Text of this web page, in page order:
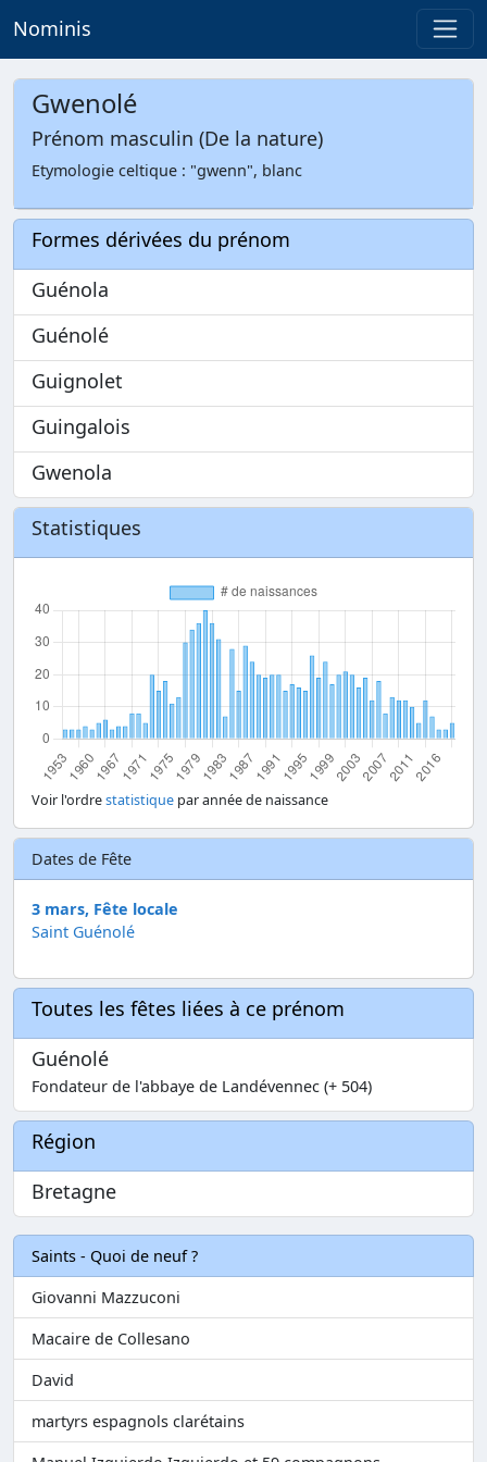
Nominis
Gwenolé
Prénom masculin (De la nature)
Etymologie celtique : "gwenn", blanc
Formes dérivées du prénom
Guénola
Guénolé
Guignolet
Guingalois
Gwenola
Statistiques
Voir l'ordrestatistique par année de naissance
Dates de Fête
3 mars, Fête locale
Saint Guénolé
Toutes les fêtes liées à ce prénom
Guénolé
Fondateur de l'abbaye de Landévennec (+ 504)
Région
Bretagne
Saints - Quoi de neuf ?
Giovanni Mazzuconi
Macaire de Collesano
David
martyrs espagnols clarétains